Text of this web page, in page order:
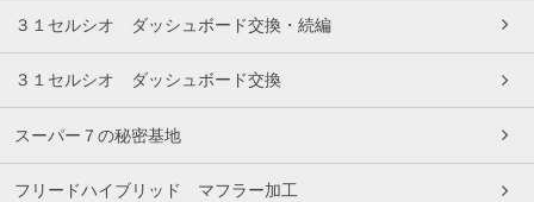
３１セルシオ ダッシュボード交換・続編
３１セルシオ ダッシュボード交換
スーパー７の秘密基地
フリードハイブリッド マフラー加工